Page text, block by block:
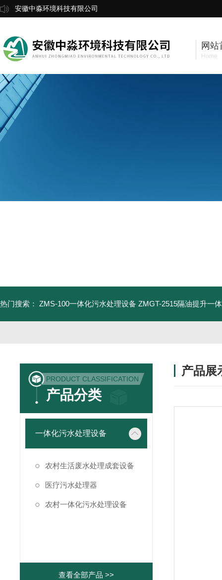
安徽中淼环境科技有限公司
网站
Home
热门搜索： ZMS-100一体化污水处理设备 ZMGT-2515隔油提升一
PRODUCT CLASSIFICATION
产品分类
一体化污水处理设备
农村生活废水处理成套设备
医疗污水处理器
农村一体化污水处理设备
查看全部产品 >>
产品展